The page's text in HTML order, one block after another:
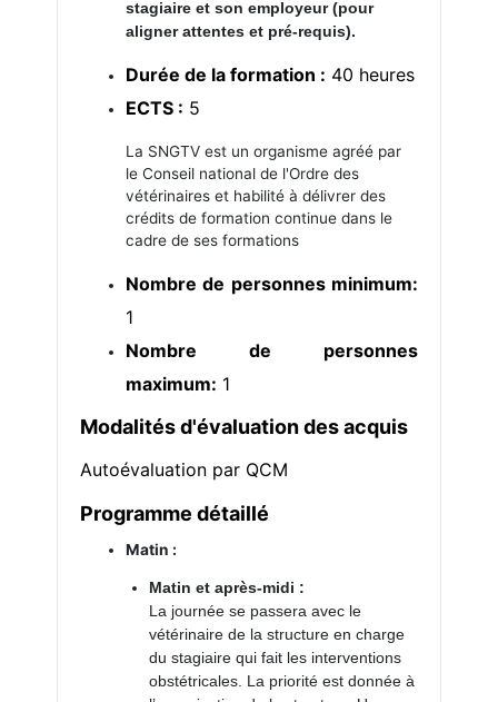
stagiaire et son employeur (pour
aligner attentes et pré-requis).
Durée de la formation : 40 heures
ECTS : 5
La SNGTV est un organisme agréé par
le Conseil national de l'Ordre des
vétérinaires et habilité à délivrer des
crédits de formation continue dans le
cadre de ses formations
Nombre de personnes minimum:
1
Nombre de personnes
maximum: 1
Modalités d'évaluation des acquis
Autoévaluation par QCM
Programme détaillé
Matin :
Matin et après-midi :
La journée se passera avec le
vétérinaire de la structure en charge
du stagiaire qui fait les interventions
obstétricales. La priorité est donnée à